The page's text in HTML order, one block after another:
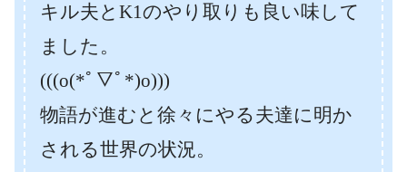
キル夫とK1のやり取りも良い味して
ました。
(((o(*ﾟ▽ﾟ*)o)))
物語が進むと徐々にやる夫達に明か
される世界の状況。